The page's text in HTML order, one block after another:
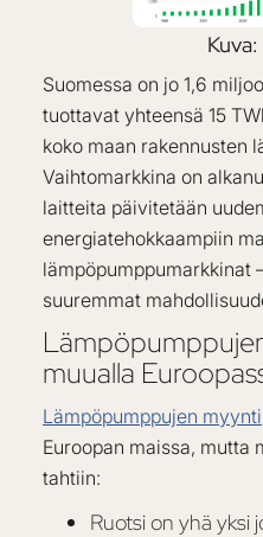
Kuva:
Suomessa on jo 1,6
tuottavat yhteensä 15
koko maan rakennusten
Vaihtomarkkina on
laitteita päivitetään
energiatehokkaampiin
lämpöpumppumarkkinat
suuremmat
muualla
Lämpöpumppujen myynti
Euroopan maissa, mutta
tahtiin:
Ruotsi on yhä yksi